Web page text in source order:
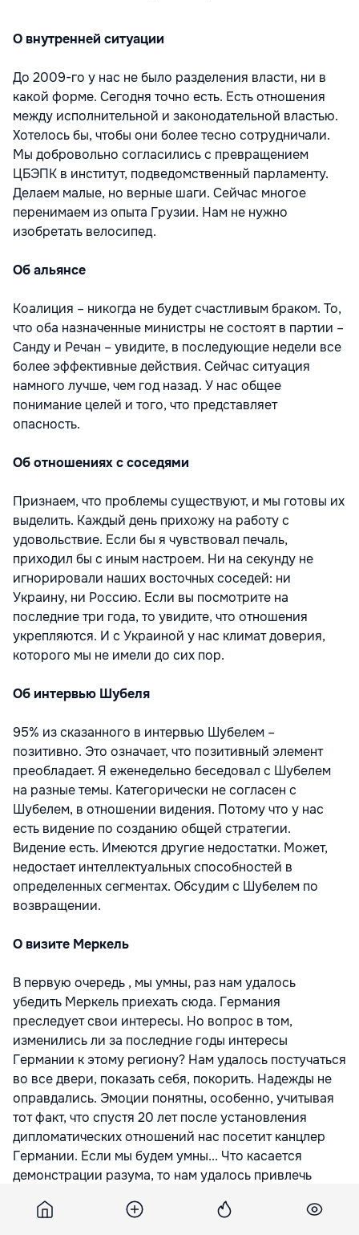
О внутренней ситуации
До 2009-го у нас не было разделения власти, ни в
какой форме. Сегодня точно есть. Есть отношения
между исполнительной и законодательной властью.
Хотелось бы, чтобы они более тесно сотрудничали.
Мы добровольно согласились с превращением
ЦБЭПК в институт, подведомственный парламенту.
Делаем малые, но верные шаги. Сейчас многое
перенимаем из опыта Грузии. Нам не нужно
изобретать велосипед.
Об альянсе
Коалиция – никогда не будет счастливым браком. То,
что оба назначенные министры не состоят в партии –
Санду и Речан – увидите, в последующие недели все
более эффективные действия. Сейчас ситуация
намного лучше, чем год назад. У нас общее
понимание целей и того, что представляет
опасность.
Об отношениях с соседями
Признаем, что проблемы существуют, и мы готовы их
выделить. Каждый день прихожу на работу с
удовольствие. Если бы я чувствовал печаль,
приходил бы с иным настроем. Ни на секунду не
игнорировали наших восточных соседей: ни
Украину, ни Россию. Если вы посмотрите на
последние три года, то увидите, что отношения
укрепляются. И с Украиной у нас климат доверия,
которого мы не имели до сих пор.
Об интервью Шубеля
95% из сказанного в интервью Шубелем –
позитивно. Это означает, что позитивный элемент
преобладает. Я еженедельно беседовал с Шубелем
на разные темы. Категорически не согласен с
Шубелем, в отношении видения. Потому что у нас
есть видение по созданию общей стратегии.
Видение есть. Имеются другие недостатки. Может,
недостает интеллектуальных способностей в
определенных сегментах. Обсудим с Шубелем по
возвращении.
О визите Меркель
В первую очередь , мы умны, раз нам удалось
убедить Меркель приехать сюда. Германия
преследует свои интересы. Но вопрос в том,
изменились ли за последние годы интересы
Германии к этому региону? Нам удалось постучаться
во все двери, показать себя, покорить. Надежды не
оправдались. Эмоции понятны, особенно, учитывая
тот факт, что спустя 20 лет после установления
дипломатических отношений нас посетит канцлер
Германии. Если мы будем умны... Что касается
демонстрации разума, то нам удалось привлечь
Молдовы.